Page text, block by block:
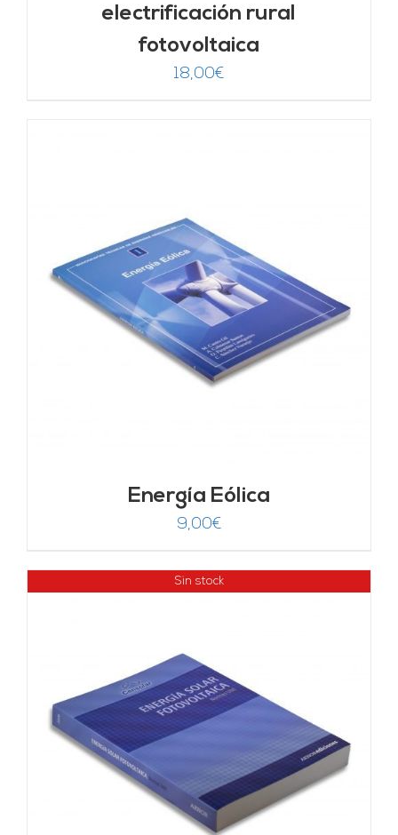
electrificación rural
fotovoltaica
18,00€
Energía Eólica
9,00€
Sin stock